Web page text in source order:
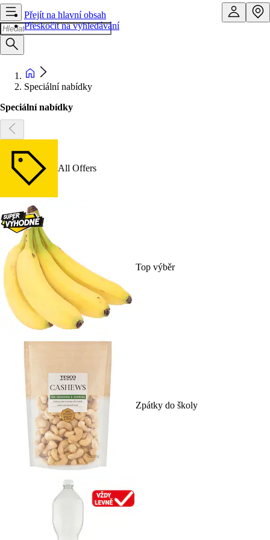
Přejít na hlavní obsah
Přeskočit na vyhledávání
Speciální nabídky
Speciální nabídky
All Offers
Top výběr
Zpátky do školy